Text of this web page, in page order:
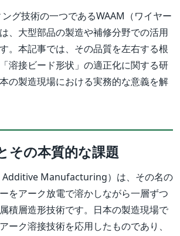
グ技術の一つであるWAAM（ワイヤー
、大型部品の製造や補修分野での活用
。本記事では、その品質を左右する根
溶接ビード形状」の適正化に関する研
の製造現場における実務的な意義を解
その本質的な課題
Additive Manufacturing）は、その名の
をアーク放電で溶かしながら一層ずつ
積層造形技術です。日本の製造現場で
ーク溶接技術を応用したものであり、